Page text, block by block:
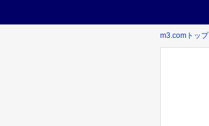
m3.comトップ